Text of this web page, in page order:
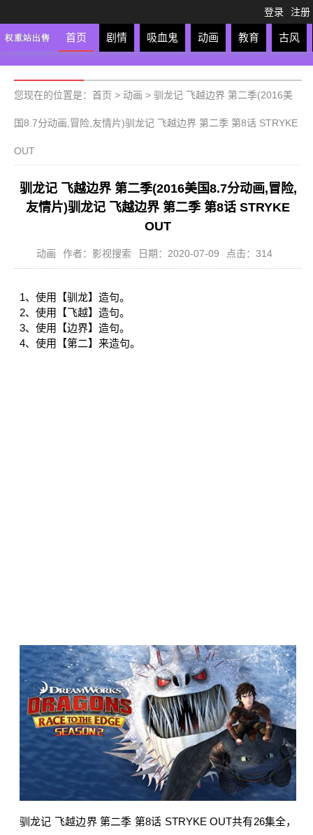
登录 注册
首页 剧情 吸血鬼 动画 教育 古风
轻松 校园 科幻 亲子 格斗 运动 恋爱 竞
您现在的位置是： 首页 > 动画 > 驯龙记 飞越边界 第二季(2016美
国8.7分动画,冒险,友情片)驯龙记 飞越边界 第二季 第8话 STRYKE
OUT
驯龙记 飞越边界 第二季(2016美国8.7分动画,冒险,
友情片)驯龙记 飞越边界 第二季 第8话 STRYKE
OUT
动画 作者：影视搜索 日期：2020-07-09 点击：314
1、使用【驯龙】造句。
2、使用【飞越】造句。
3、使用【边界】造句。
4、使用【第二】来造句。
驯龙记 飞越边界 第二季 第8话 STRYKE OUT共有26集全，